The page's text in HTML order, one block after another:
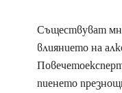
Съществуват
влиянието на
пиенето